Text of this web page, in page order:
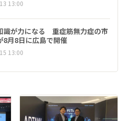
13:00
識が力になる 重症筋無力症の市
8月8日に広島で開催
13:00